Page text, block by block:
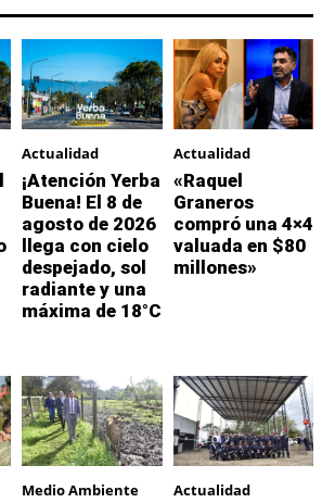
Actualidad
¡Atención Yerba
Buena! El 8 de
agosto de 2026
llega con cielo
despejado, sol
radiante y una
máxima de 18°C
Actualidad
«Raquel
Graneros
compró una 4×4
valuada en $80
millones»
Medio Ambiente Actualidad